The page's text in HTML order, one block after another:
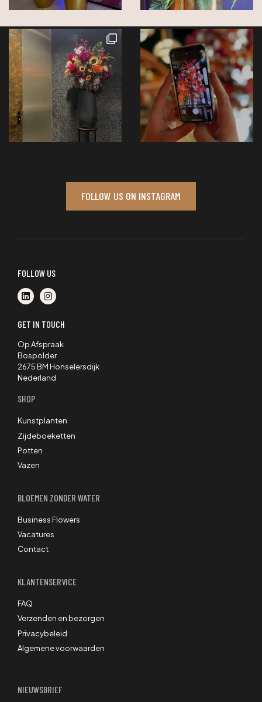
FOLLOW US ON INSTAGRAM
FOLLOW US
GET IN TOUCH
Op Afspraak
Bospolder
2675 BM Honselersdijk
Nederland
SHOP
Kunstplanten
Zijdeboeketten
Potten
Vazen
BLOEMEN ZONDER WATER
Business Flowers
Vacatures
Contact
KLANTENSERVICE
FAQ
Verzenden en bezorgen
Privacybeleid
Algemene voorwaarden
NIEUWSBRIEF